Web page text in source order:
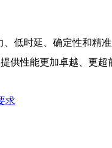
低时延、确定性和
供性能更加卓越、更
求